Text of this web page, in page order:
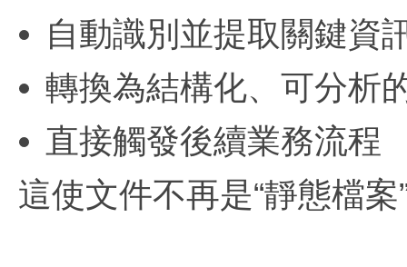
自動識別並提取關鍵資
轉換為結構化、可分析
直接觸發後續業務流程
這使文件不再是“靜態檔